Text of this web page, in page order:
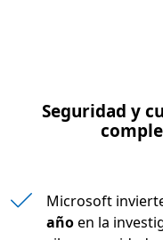
Seguridad y
Microsoft
añoen la